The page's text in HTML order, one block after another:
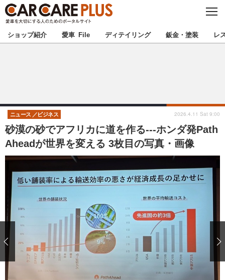
C
S
E
★カーケアプラス認定★ 厳選プロショップを地域から探す
甲信越 北陸
東海 関西
中国 四国
九州 沖縄
注目の記事
愛車 File
自動車豆知識 ストップ！不具合修理＆粗悪修理
ディテイリング
ディテイリング
ヘッドライト磨き コーティング
鈑金・塗装
小キズ直し 防錆
特集記事
ショップ紹介 愛車 File ディテイリング 鈑金・塗装 レ
砂漠の砂でアフリカに道を作る---ホンダ発Path
Aheadが世界を変える 3枚目の写真・画像
ニュース ビジネス 2026.4.11 Sat 9:00